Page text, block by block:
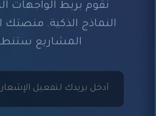
نقوم بربط الواجهات
النماذج الذكية. منصتك
المشاريع